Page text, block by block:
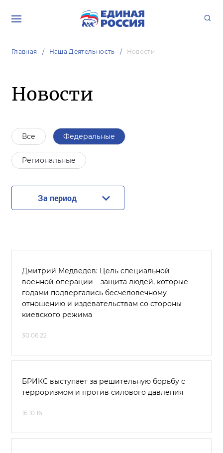
Главная Наша Деятельность Новости
Новости
Все Федеральные
Региональные
За период
Дмитрий Медведев: Цель специальной
военной операции – защита людей, которые
годами подвергались бесчеловечному
отношению и издевательствам со стороны
киевского режима
30.06.22
БРИКС выступает за решительную борьбу с
терроризмом и против силового давления
16.10.16